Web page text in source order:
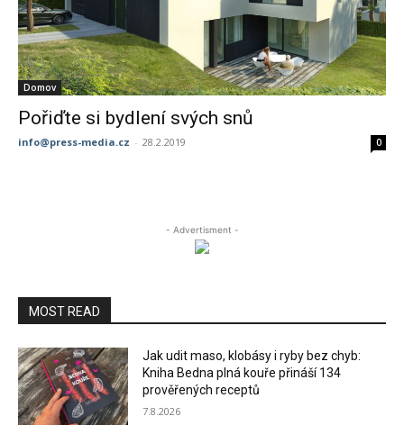
Domov
Pořiďte si bydlení svých snů
info@press-media.cz - 28.2.2019 0
- Advertisment -
MOST READ
Jak udit maso, klobásy i ryby bez chyb:
Kniha Bedna plná kouře přináší 134
prověřených receptů
7.8.2026